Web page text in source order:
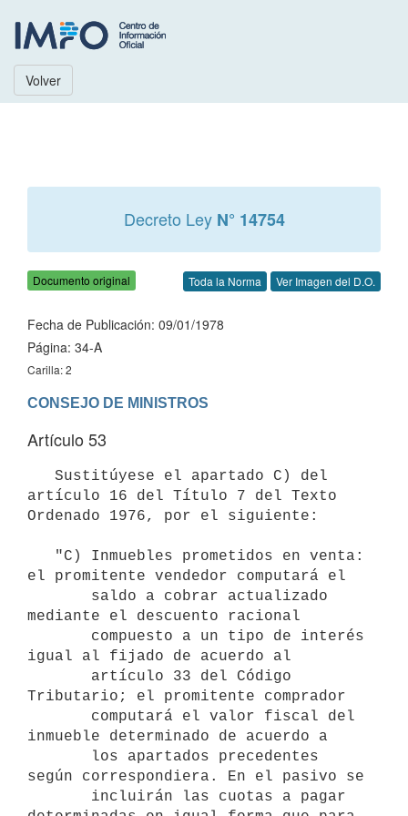
Volver
Decreto Ley N° 14754
Documento original Toda la Norma Ver Imagen del D.O.
Fecha de Publicación: 09/01/1978
Página: 34-A
Carilla: 2
CONSEJO DE MINISTROS
Artículo 53
artículo 16 del Título 7 del Texto
Ordenado 1976, por el siguiente:
el promitente vendedor computará el
mediante el descuento racional
igual al fijado de acuerdo al
Tributario; el promitente comprador
inmueble determinado de acuerdo a
según correspondiera. En el pasivo se